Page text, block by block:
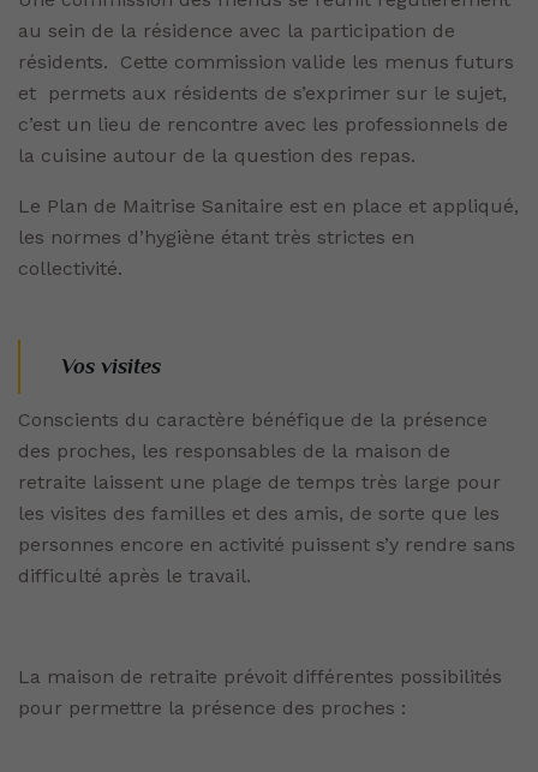
au sein de la résidence avec la participation de
résidents. Cette commission valide les menus futurs
et permets aux résidents de s’exprimer sur le sujet,
c’est un lieu de rencontre avec les professionnels de
la cuisine autour de la question des repas.
Le Plan de Maitrise Sanitaire est en place et appliqué,
les normes d’hygiène étant très strictes en
collectivité.
Vos visites
Conscients du caractère bénéfique de la présence
des proches, les responsables de la maison de
retraite laissent une plage de temps très large pour
les visites des familles et des amis, de sorte que les
personnes encore en activité puissent s’y rendre sans
difficulté après le travail.
La maison de retraite prévoit différentes possibilités
pour permettre la présence des proches :